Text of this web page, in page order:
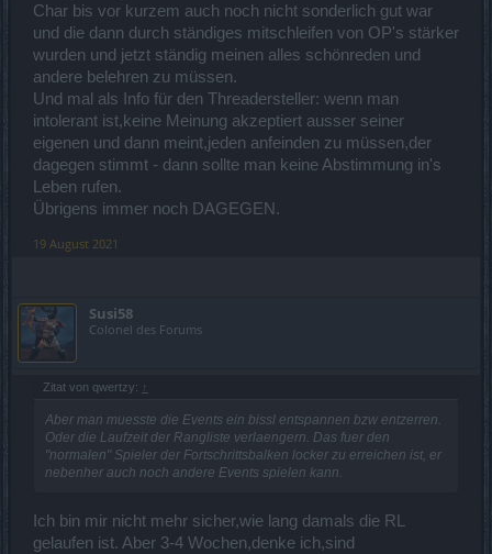
Char bis vor kurzem auch noch nicht sonderlich gut war
und die dann durch ständiges mitschleifen von OP's stärker
wurden und jetzt ständig meinen alles schönreden und
andere belehren zu müssen.
Und mal als Info für den Threadersteller: wenn man
intolerant ist,keine Meinung akzeptiert ausser seiner
eigenen und dann meint,jeden anfeinden zu müssen,der
dagegen stimmt - dann sollte man keine Abstimmung in's
Leben rufen.
Übrigens immer noch DAGEGEN.
19 August 2021
Susi58
Colonel des Forums
Zitat von qwertzy: ↑
Aber man muesste die Events ein bissl entspannen bzw entzerren.
Oder die Laufzeit der Rangliste verlaengern. Das fuer den
"normalen" Spieler der Fortschrittsbalken locker zu erreichen ist, er
nebenher auch noch andere Events spielen kann.
Ich bin mir nicht mehr sicher,wie lang damals die RL
gelaufen ist. Aber 3-4 Wochen,denke ich,sind